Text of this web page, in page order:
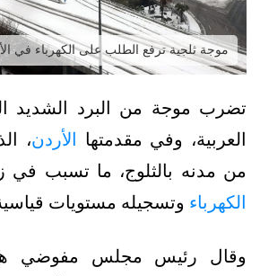
موجة ثلجية ترفع الطلب على الكهرباء في
تضرب موجة من البرد الشديد
العربية، وفي مقدمتها الأردن،
من مدنه بالثلوج، ما تسبب في
الكهرباء وتسجيله مستويات
وقال رئيس مجلس مفوضي